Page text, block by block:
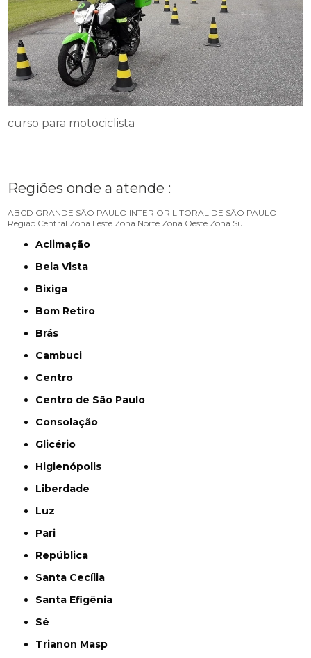
curso para motociclista
Regiões onde a atende :
ABCD GRANDE SÃO PAULO INTERIOR LITORAL DE SÃO PAULO
Região Central Zona Leste Zona Norte Zona Oeste Zona Sul
Aclimação
Bela Vista
Bixiga
Bom Retiro
Brás
Cambuci
Centro
Centro de São Paulo
Consolação
Glicério
Higienópolis
Liberdade
Luz
Pari
República
Santa Cecília
Santa Efigênia
Sé
Trianon Masp